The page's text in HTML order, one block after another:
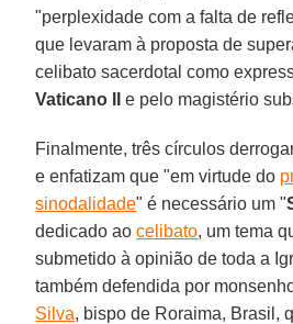
"perplexidade com a falta de
que levaram à proposta de
celibato sacerdotal como
Vaticano II
e pelo magistério
Finalmente, três círculos
e enfatizam que "em virtude do
sinodalidade" é necessário um "
dedicado aocelibato, um tema
submetido à opinião de toda a
também defendida por
Silva, bispo de Roraima, Brasil,